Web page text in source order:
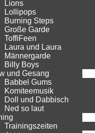
Lions
Lollipops
Burning Steps
Große Garde
ToffiFeen
Laura und Laura
Männergarde
Billy Boys
und Gesang
Babbel Gums
Komiteemusik
Doll und Dabbisch
Ned so laut
Trainingszeiten